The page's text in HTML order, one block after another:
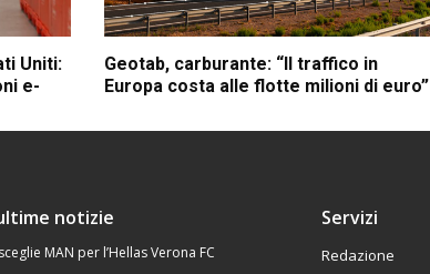
Uniti:
e-
Geotab, carburante: “Il traffico in
Europa costa alle flotte milioni di euro”
notizie
MAN per l’Hellas Verona FC
Servizi
Redazione